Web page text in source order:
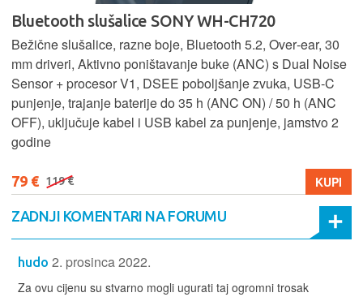
Bluetooth slušalice SONY WH-CH720
Bežične slušalice, razne boje, Bluetooth 5.2, Over‑ear, 30
mm driveri, Aktivno poništavanje buke (ANC) s Dual Noise
Sensor + procesor V1, DSEE poboljšanje zvuka, USB‑C
punjenje, trajanje baterije do 35 h (ANC ON) / 50 h (ANC
OFF), uključuje kabel i USB kabel za punjenje, jamstvo 2
godine
79 € 119 € KUPI
ZADNJI KOMENTARI NA FORUMU
hudo 2. prosinca 2022.
Za ovu cijenu su stvarno mogli ugurati taj ogromni trosak